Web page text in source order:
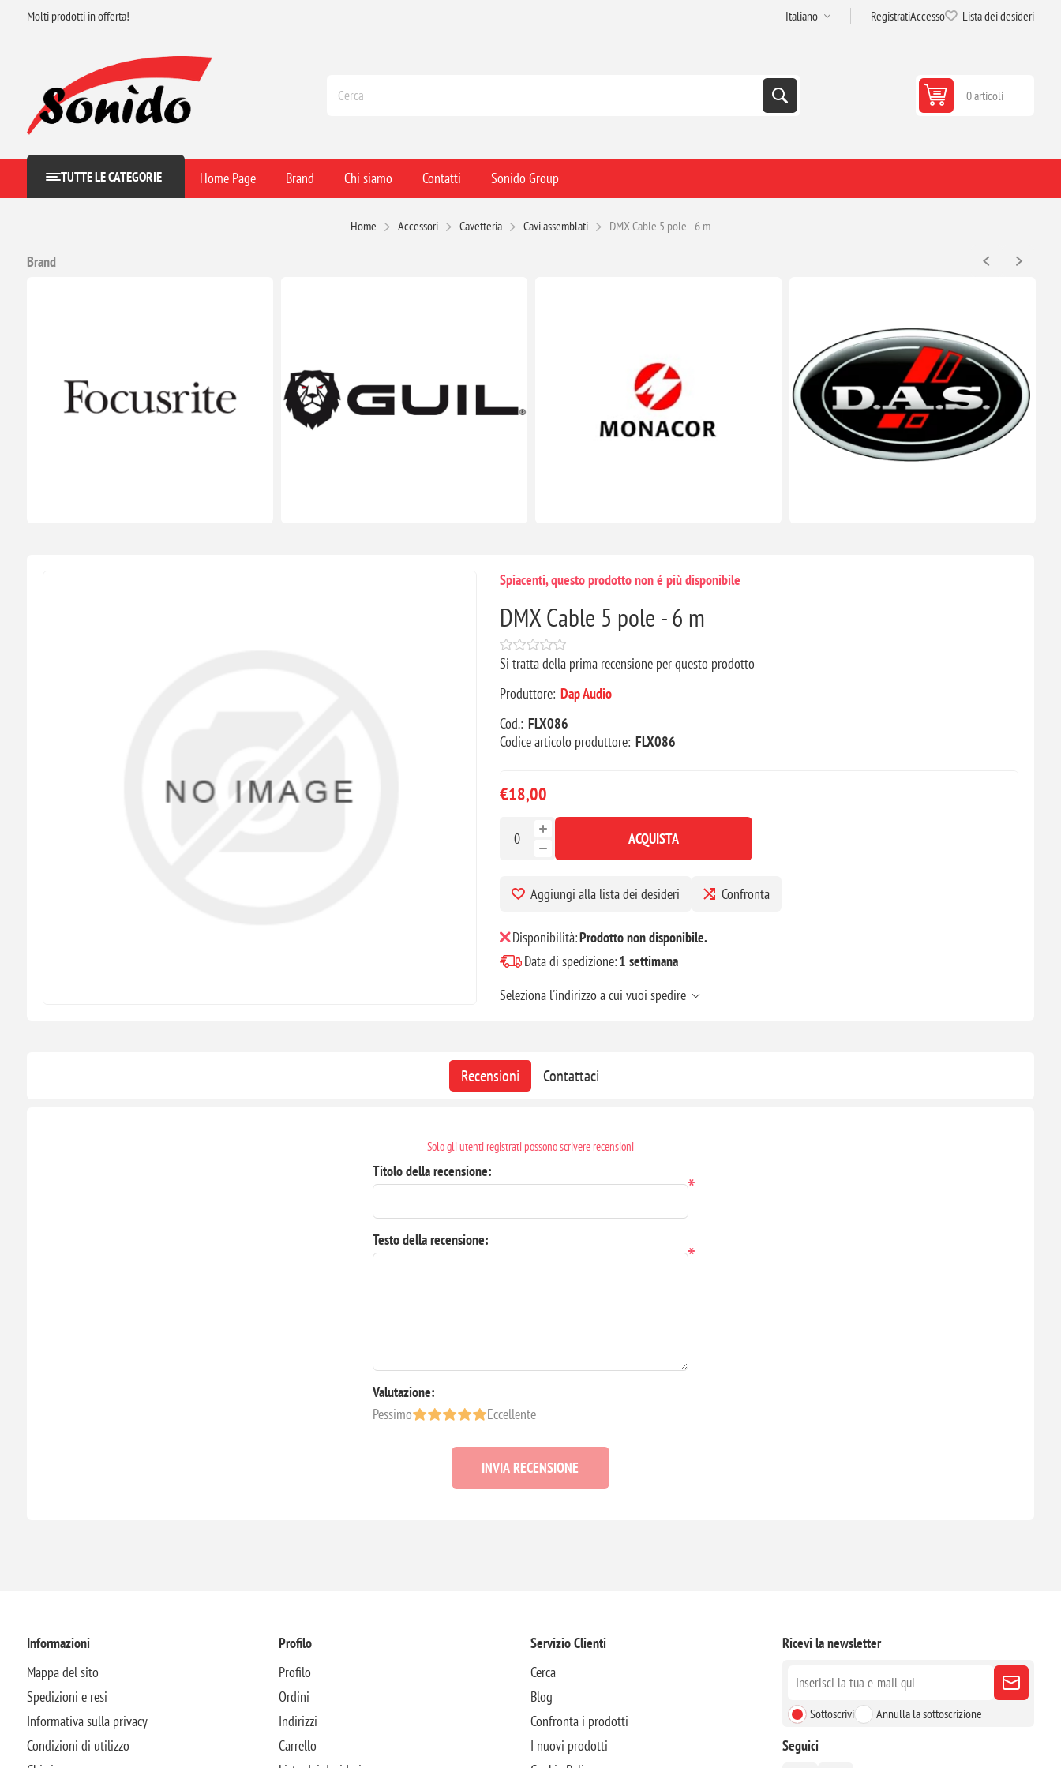
Molti prodotti in offerta! RegistratiAccesso Lista dei desideri
0 articoli
TUTTE LE CATEGORIE Home Page Brand Chi siamo Contatti Sonido Group
Home Accessori Cavetteria Cavi assemblati DMX Cable 5 pole - 6 m
Brand
Spiacenti, questo prodotto non é più disponibile
DMX Cable 5 pole - 6 m
Si tratta della prima recensione per questo prodotto
Produttore: Dap Audio
Cod.: FLX086
Codice articolo produttore: FLX086
€18,00
ACQUISTA
Aggiungi alla lista dei desideri Confronta
Disponibilità:Prodotto non disponibile.
Data di spedizione:1 settimana
Seleziona l'indirizzo a cui vuoi spedire
Recensioni Contattaci
Solo gli utenti registrati possono scrivere recensioni
Titolo della recensione:
*
Testo della recensione:
*
Valutazione:
Pessimo
Eccellente
INVIA RECENSIONE
Informazioni
Mappa del sito
Spedizioni e resi
Informativa sulla privacy
Condizioni di utilizzo
Profilo
Profilo
Ordini
Indirizzi
Carrello
Servizio Clienti
Cerca
Blog
Confronta i prodotti
I nuovi prodotti
Ricevi la newsletter
Sottoscrivi Annulla la sottoscrizione
Seguici